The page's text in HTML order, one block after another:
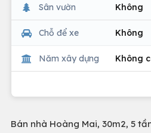
Sân vườn Không
Chỗ để xe Không
Năm xây dựng Không
Bán nhà Hoàng Mai, 30m2, 5